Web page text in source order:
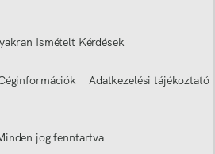
Ismételt Kérdések
Adatkezelési tájékoztató
jog fenntartva